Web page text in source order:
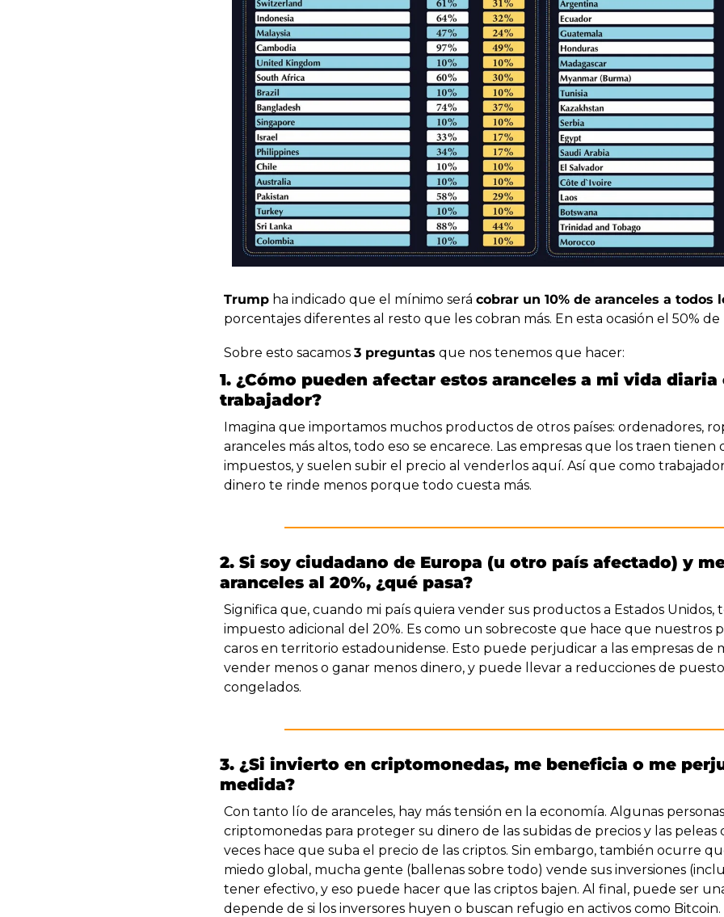
Trump ha indicado que el mínimo será cobrar un 10% de aranceles a todos
porcentajes diferentes al resto que les cobran más. En esta ocasión el 50%
Sobre esto sacamos 3 preguntas que nos tenemos que hacer:
1. ¿Cómo pueden afectar estos aranceles a mi vida diaria
trabajador?
Imagina que importamos muchos productos de otros países: ordenadores,
aranceles más altos, todo eso se encarece. Las empresas que los traen tienen
impuestos, y suelen subir el precio al venderlos aquí. Así que como
dinero te rinde menos porque todo cuesta más.
2. Si soy ciudadano de Europa (u otro país afectado) y
aranceles al 20%, ¿qué pasa?
Significa que, cuando mi país quiera vender sus productos a Estados
impuesto adicional del 20%. Es como un sobrecoste que hace que nuestros
caros en territorio estadounidense. Esto puede perjudicar a las empresas de
vender menos o ganar menos dinero, y puede llevar a reducciones de
congelados.
3. ¿Si invierto en criptomonedas, me beneficia o me
medida?
Con tanto lío de aranceles, hay más tensión en la economía. Algunas
criptomonedas para proteger su dinero de las subidas de precios y las peleas
veces hace que suba el precio de las criptos. Sin embargo, también ocurre
miedo global, mucha gente (ballenas sobre todo) vende sus inversiones
tener efectivo, y eso puede hacer que las criptos bajen. Al final, puede ser
depende de si los inversores huyen o buscan refugio en activos como Bitcoin.